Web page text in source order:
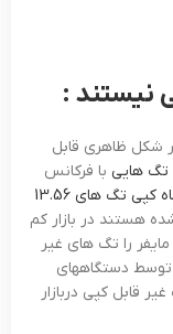
نیستند :
شکل ظاهری قابل
تگ هایی با فرکانس
دستگاه کپی تگ های 13.56
هستند در بازار کم
را تگ های غیر
توسط دستگاههای
قابل کپی دربازار